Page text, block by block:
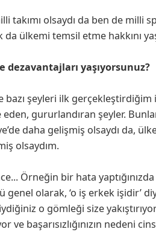
takımı olsaydı da ben de milli
ülkemi temsil etme hakkını
dezavantajları yaşıyorsunuz?
bazı şeyleri ilk
gururlandıran şeyler.
daha gelişmiş olsaydı da,
olsaydım.
Örneğin bir hata
genel olarak, ‘o iş erkek işidir’
o gömleği size
ve başarısızlığınızın nedeni